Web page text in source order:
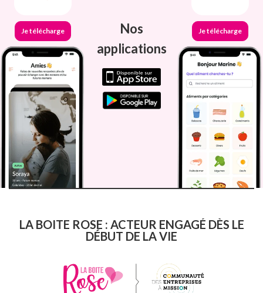
Je télécharge
Nos
applications
Je télécharge
LA BOITE ROSE : ACTEUR ENGAGÉ DÈS LE
DÉBUT DE LA VIE